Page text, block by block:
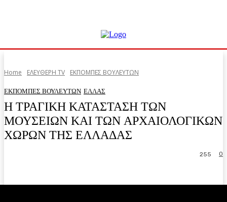
Home ΕΛΕΥΘΕΡΗ ΤV ΕΚΠΟΜΠΕΣ ΒΟΥΛΕΥΤΩΝ
ΕΚΠΟΜΠΕΣ ΒΟΥΛΕΥΤΩΝ ΕΛΛΑΣ
Η ΤΡΑΓΙΚΗ ΚΑΤΑΣΤΑΣΗ ΤΩΝ
ΜΟΥΣΕΙΩΝ ΚΑΙ ΤΩΝ ΑΡΧΑΙΟΛΟΓΙΚΩΝ
ΧΩΡΩΝ ΤΗΣ ΕΛΛΑΔΑΣ
0
255